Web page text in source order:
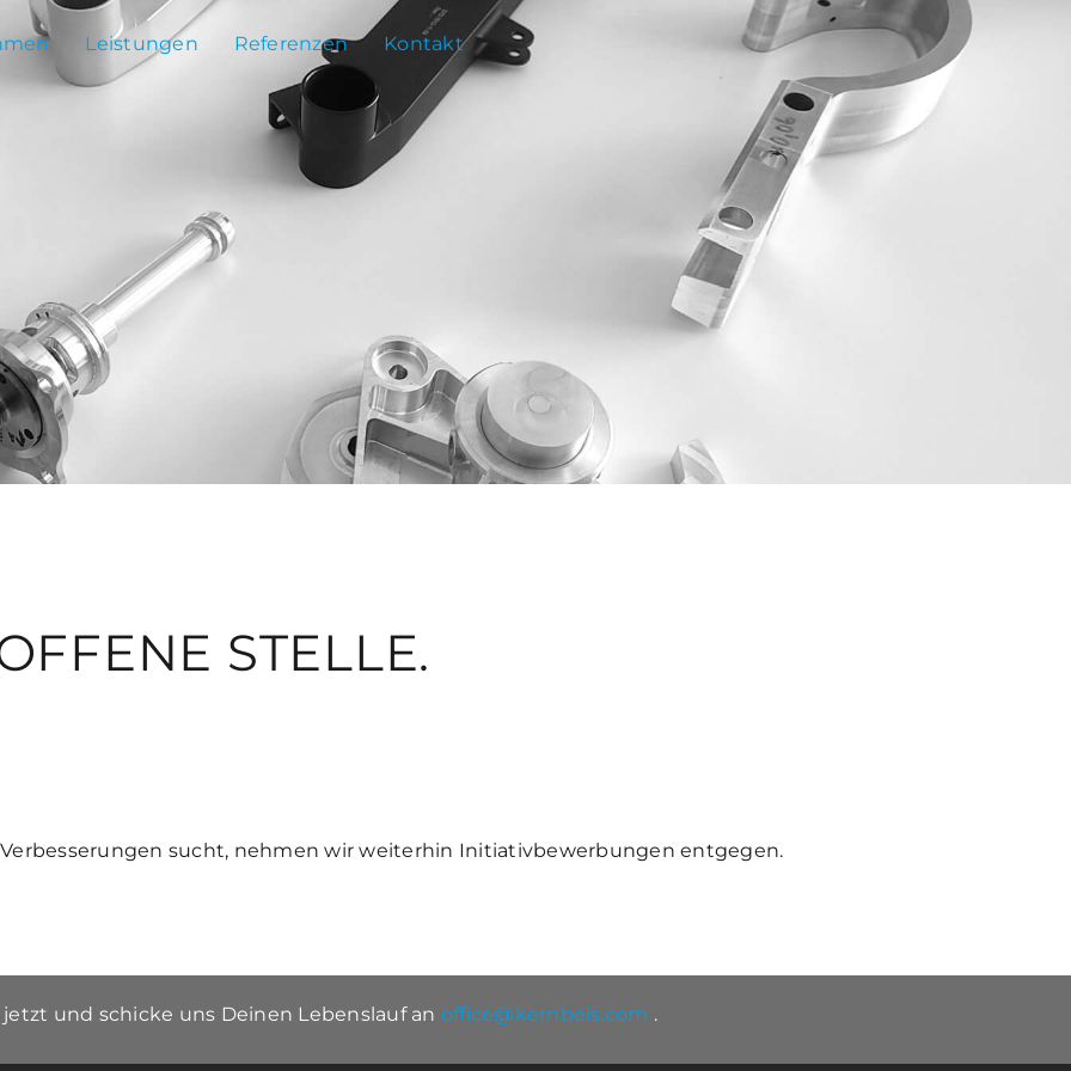
Leistungen Referenzen Kontakt
STELLE.
sucht, nehmen wir weiterhin Initiativbewerbungen entgegen.
und schicke uns Deinen Lebenslauf an office@kernbeis.com .